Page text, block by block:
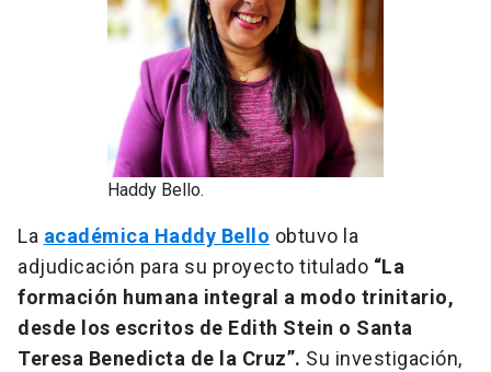
Haddy Bello.
La académica Haddy Bello obtuvo la
adjudicación para su proyecto titulado “La
formación humana integral a modo trinitario,
desde los escritos de Edith Stein o Santa
Teresa Benedicta de la Cruz”. Su investigación,